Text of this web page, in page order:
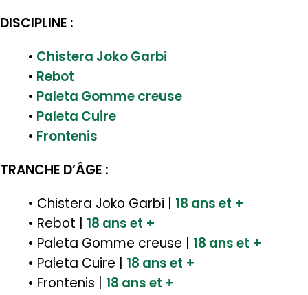
DISCIPLINE :
• Chistera Joko Garbi
• Rebot
• Paleta Gomme creuse
• Paleta Cuire
• Frontenis
TRANCHE D’ÂGE :
• Chistera Joko Garbi | 18 ans et +
• Rebot | 18 ans et +
• Paleta Gomme creuse | 18 ans et +
• Paleta Cuire | 18 ans et +
• Frontenis | 18 ans et +